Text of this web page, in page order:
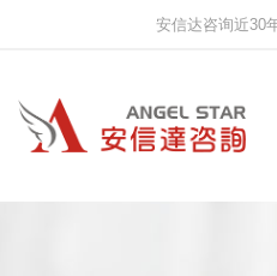
安信达咨询近30